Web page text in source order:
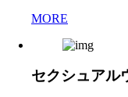
MORE
セクシュアル